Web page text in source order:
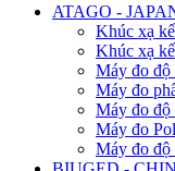
ATAGO -
Khúc xạ
Khúc xạ
Máy đo
Máy đo
Máy đo độ
Máy đo Pol
Máy đo độ